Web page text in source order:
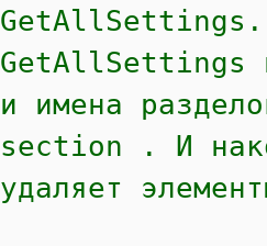
GetAllSettings.
GetAllSettings
и имена
section . И
удаляет